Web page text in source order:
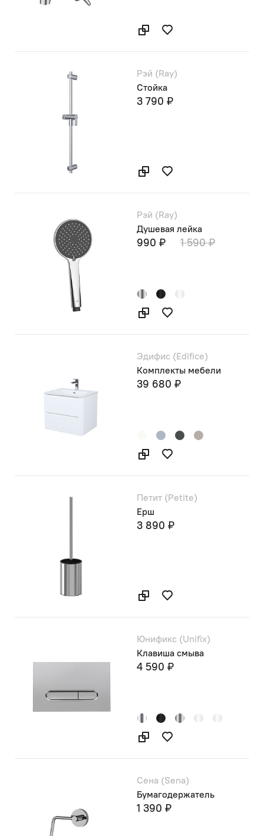
Рэй (Ray)
Стойка
3 790 ₽
Рэй (Ray)
Душевая лейка
990 ₽ 1 590 ₽
Эдифис (Edifice)
Комплекты мебели
39 680 ₽
Петит (Petite)
Ерш
3 890 ₽
Юнификс (Unifix)
Клавиша смыва
4 590 ₽
Сена (Sena)
Бумагодержатель
1 390 ₽